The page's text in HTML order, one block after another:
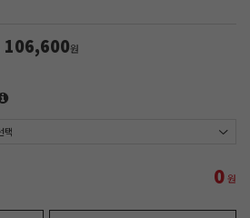
106,600원
0원